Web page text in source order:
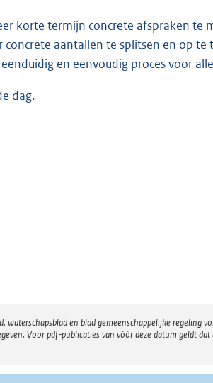
korte termijn concrete afspraken
aantallen te splitsen en op
en eenvoudig proces voor
dag.
en blad gemeenschappelijke regeling
Voor pdf-publicaties van vóór deze datum geldt